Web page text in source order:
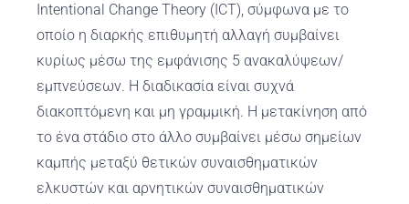
Intentional Change Theory (ICT), σύμφωνα με το
οποίο η διαρκής επιθυμητή αλλαγή συμβαίνει
κυρίως μέσω της εμφάνισης 5 ανακαλύψεων/
εμπνεύσεων. Η διαδικασία είναι συχνά
διακοπτόμενη και μη γραμμική. Η μετακίνηση από
το ένα στάδιο στο άλλο συμβαίνει μέσω σημείων
καμπής μεταξύ θετικών συναισθηματικών
ελκυστών και αρνητικών συναισθηματικών